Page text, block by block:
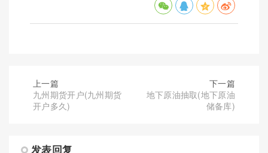
上一篇
九州期货开户(九州期货
开户多久)
下一篇
地下原油抽取(地下原油
储备库)
发表回复